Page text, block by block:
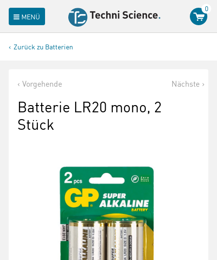
MENÜ
0
Zurück zu Batterien
Vorgehende Nächste
Batterie LR20 mono, 2
Stück